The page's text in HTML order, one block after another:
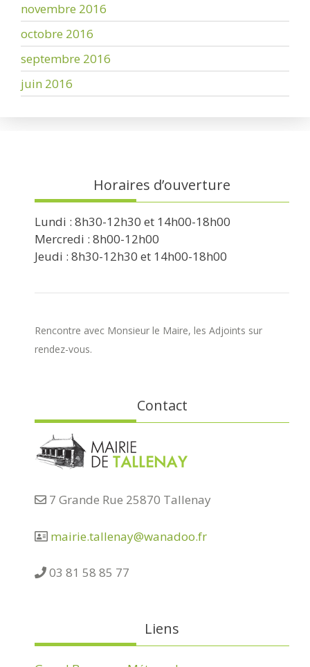
novembre 2016
octobre 2016
septembre 2016
juin 2016
Horaires d’ouverture
Lundi : 8h30-12h30 et 14h00-18h00
Mercredi : 8h00-12h00
Jeudi : 8h30-12h30 et 14h00-18h00
Rencontre avec Monsieur le Maire, les Adjoints sur
rendez-vous.
Contact
7 Grande Rue 25870 Tallenay
mairie.tallenay@wanadoo.fr
03 81 58 85 77
Liens